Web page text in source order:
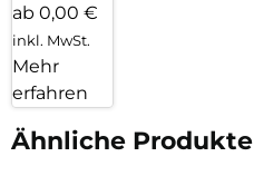
ab 0,00 €
inkl. MwSt.
Mehr
erfahren
Ähnliche Produkte